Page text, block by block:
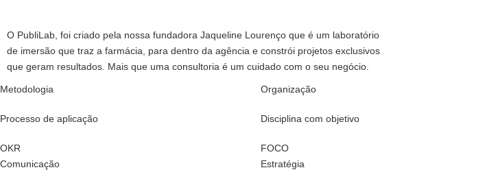
O PubliLab, foi criado pela nossa fundadora Jaqueline Lourenço que é um laboratório
de imersão que traz a farmácia, para dentro da agência e constrói projetos exclusivos
que geram resultados. Mais que uma consultoria é um cuidado com o seu negócio.
Metodologia
Processo de aplicação
OKR
Organização
Disciplina com objetivo
FOCO
Comunicação
Estratégia